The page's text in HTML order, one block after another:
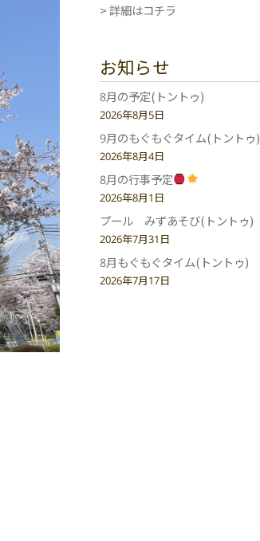
> 詳細はコチラ
お知らせ
8月の予定(トントゥ)
2026年8月5日
9月のもぐもぐタイム(トントゥ)
2026年8月4日
8月の行事予定
2026年8月1日
プール みずあそび(トントゥ)
2026年7月31日
8月もぐもぐタイム(トントゥ)
2026年7月17日